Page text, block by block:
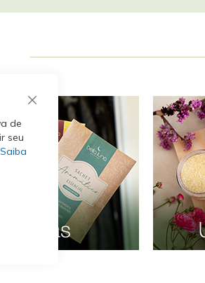
de
seu
Saiba